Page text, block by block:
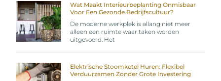
Wat Maakt Interieurbeplanting Onmisbaar
Voor Een Gezonde Bedrijfscultuur?
De moderne werkplek is allang niet meer
alleen een ruimte waar taken worden
uitgevoerd. Het
Elektrische Stoomketel Huren: Flexibel
Verduurzamen Zonder Grote Investering